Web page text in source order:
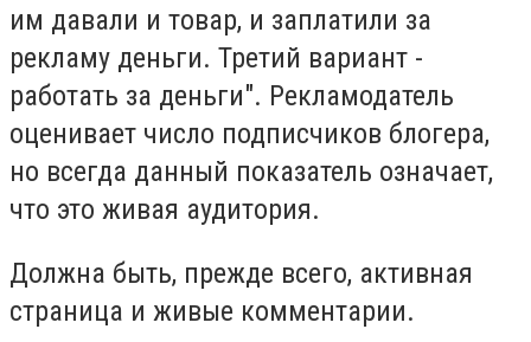
им давали и товар, и заплатили за
рекламу деньги. Третий вариант -
работать за деньги". Рекламодатель
оценивает число подписчиков блогера,
но всегда данный показатель означает,
что это живая аудитория.
Должна быть, прежде всего, активная
страница и живые комментарии.